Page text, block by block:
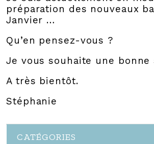
préparation des nouveaux
Janvier …
Qu’en pensez-vous ?
Je vous souhaite une
A très bientôt.
Stéphanie
CATÉGORIES